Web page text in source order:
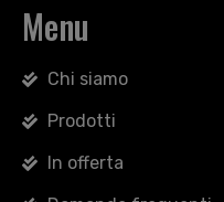
Menu
Chi siamo
Prodotti
In offerta